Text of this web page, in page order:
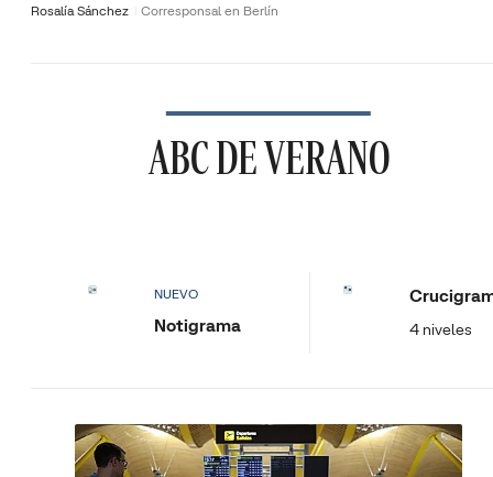
Rosalía Sánchez Corresponsal en Berlín
ABC DE VERANO
NUEVO
Notigrama 4 niveles